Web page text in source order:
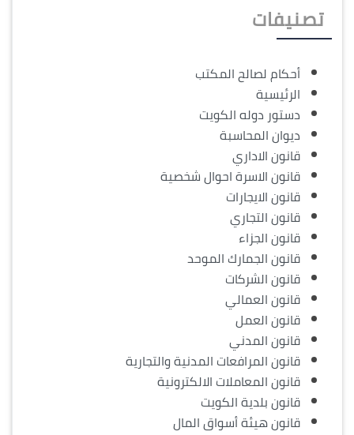
تصنيفات
أحكام لصالح المكتب
الرئيسية
دستور دوله الكويت
ديوان المحاسبة
قانون الاداري
قانون الاسرة احوال شخصية
قانون الايجارات
قانون التجاري
قانون الجزاء
قانون الجمارك الموحد
قانون الشركات
قانون العمالي
قانون العمل
قانون المدني
قانون المرافعات المدنية والتجارية
قانون المعاملات الالكترونية
قانون بلدية الكويت
قانون هيئة أسواق المال